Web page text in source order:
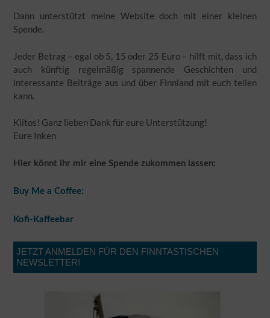
Dann unterstützt meine Website doch mit einer kleinen
Spende.
Jeder Betrag – egal ob 5, 15 oder 25 Euro – hilft mit, dass ich
auch künftig regelmäßig spannende Geschichten und
interessante Beiträge aus und über Finnland mit euch teilen
kann.
Kiitos! Ganz lieben Dank für eure Unterstützung!
Eure Inken
Hier könnt ihr mir eine Spende zukommen lassen:
Buy Me a Coffee:
Kofi-Kaffeebar
JETZT ANMELDEN FÜR DEN FINNTASTISCHEN
NEWSLETTER!